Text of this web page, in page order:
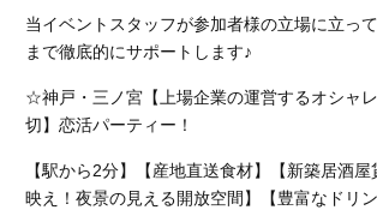
当イベントスタッフが参加者様の立場に立っ
まで徹底的にサポートします♪
☆神戸・三ノ宮【上場企業の運営するオシャ
切】恋活パーティー！
【駅から2分】【産地直送食材】【新築居酒
映え！夜景の見える開放空間】【豊富なドリン